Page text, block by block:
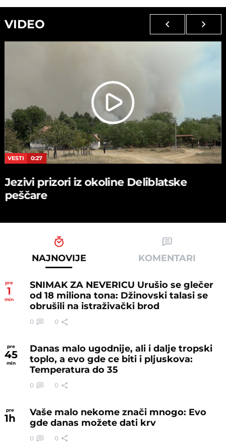
VIDEO
VESTI 0:27
Jezivi prizori iz okoline Deliblatske
peščare
NAJNOVIJE KOMENTARI
pre
1
min
SNIMAK ZA NEVERICU Urušio se glečer
od 18 miliona tona: Džinovski talasi se
obrušili na istraživački brod
0 0
pre
45
min
Danas malo ugodnije, ali i dalje tropski
toplo, a evo gde ce biti i pljuskova:
Temperatura do 35
0 0
pre
1h
Vaše malo nekome znači mnogo: Evo
gde danas možete dati krv
0 0